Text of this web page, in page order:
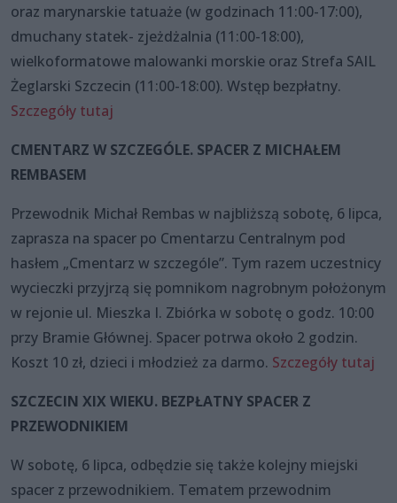
oraz marynarskie tatuaże (w godzinach 11:00-17:00),
dmuchany statek- zjeżdżalnia (11:00-18:00),
wielkoformatowe malowanki morskie oraz Strefa SAIL
Żeglarski Szczecin (11:00-18:00). Wstęp bezpłatny.
Szczegóły tutaj
CMENTARZ W SZCZEGÓLE. SPACER Z MICHAŁEM
REMBASEM
Przewodnik Michał Rembas w najbliższą sobotę, 6 lipca,
zaprasza na spacer po Cmentarzu Centralnym pod
hasłem „Cmentarz w szczególe”. Tym razem uczestnicy
wycieczki przyjrzą się pomnikom nagrobnym położonym
w rejonie ul. Mieszka I. Zbiórka w sobotę o godz. 10:00
przy Bramie Głównej. Spacer potrwa około 2 godzin.
Koszt 10 zł, dzieci i młodzież za darmo. Szczegóły tutaj
SZCZECIN XIX WIEKU. BEZPŁATNY SPACER Z
PRZEWODNIKIEM
W sobotę, 6 lipca, odbędzie się także kolejny miejski
spacer z przewodnikiem. Tematem przewodnim